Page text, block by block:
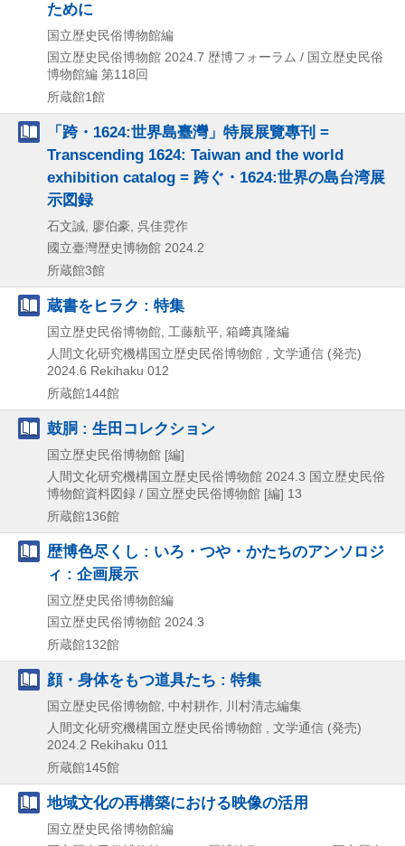
ために
国立歴史民俗博物館編
国立歴史民俗博物館 2024.7 歴博フォーラム / 国立歴史民俗
博物館編 第118回
所蔵館1館
「跨・1624:世界島臺灣」特展展覽專刊 =
Transcending 1624: Taiwan and the world
exhibition catalog = 跨ぐ・1624:世界の島台湾展
示図録
石文誠, 廖伯豪, 呉佳霓作
國立臺灣歴史博物館 2024.2
所蔵館3館
蔵書をヒラク : 特集
国立歴史民俗博物館, 工藤航平, 箱﨑真隆編
人間文化研究機構国立歴史民俗博物館 , 文学通信 (発売)
2024.6 Rekihaku 012
所蔵館144館
鼓胴 : 生田コレクション
国立歴史民俗博物館 [編]
人間文化研究機構国立歴史民俗博物館 2024.3 国立歴史民俗
博物館資料図録 / 国立歴史民俗博物館 [編] 13
所蔵館136館
歴博色尽くし : いろ・つや・かたちのアンソロジ
ィ : 企画展示
国立歴史民俗博物館編
国立歴史民俗博物館 2024.3
所蔵館132館
顔・身体をもつ道具たち : 特集
国立歴史民俗博物館, 中村耕作, 川村清志編集
人間文化研究機構国立歴史民俗博物館 , 文学通信 (発売)
2024.2 Rekihaku 011
所蔵館145館
地域文化の再構築における映像の活用
国立歴史民俗博物館編